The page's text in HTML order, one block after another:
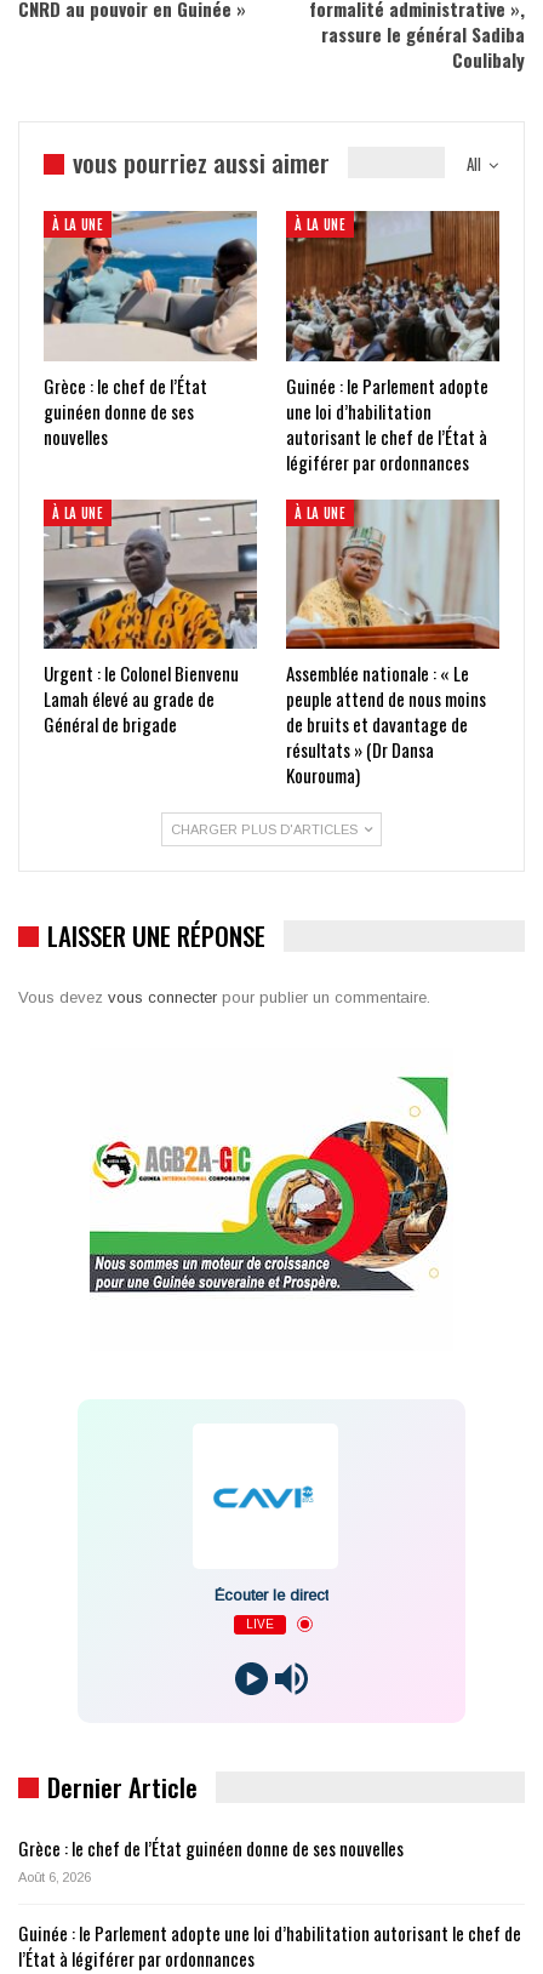
CNRD au pouvoir en Guinée »
formalité administrative »,
rassure le général Sadiba
Coulibaly
All
vous pourriez aussi aimer
À LA UNE
Grèce : le chef de l’État
guinéen donne de ses
nouvelles
À LA UNE
Guinée : le Parlement adopte
une loi d’habilitation
autorisant le chef de l’État à
légiférer par ordonnances
À LA UNE
Urgent : le Colonel Bienvenu
Lamah élevé au grade de
Général de brigade
À LA UNE
Assemblée nationale : « Le
peuple attend de nous moins
de bruits et davantage de
résultats » (Dr Dansa
Kourouma)
CHARGER PLUS D'ARTICLES
LAISSER UNE RÉPONSE
Vous devez vous connecter pour publier un commentaire.
Écouter le direct
LIVE
Dernier Article
Grèce : le chef de l’État guinéen donne de ses nouvelles
Août 6, 2026
Guinée : le Parlement adopte une loi d’habilitation autorisant le chef de
l’État à légiférer par ordonnances